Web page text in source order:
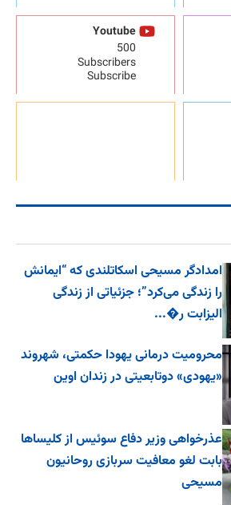
Youtube
500
Subscribers
Subscribe
امدادگر مسیحی اسکاتلندی که “ایمانش
را زندگی می‌کرد”؛ جزئیاتی از زندگی
الیزابت ر�...
محرومیت درمانی یهودا حکمتی، شهروند
«یهودی» دوتابعیتی در زندان اوین
عذرخواهی وزیر دفاع سوئیس از کلیساها
بابت لغو معافیت سربازی روحانیون
مسیحی